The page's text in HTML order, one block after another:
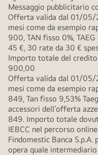
Messaggio pubblicitario
Offerta valida dal 01/
mesi come da esempio
900, TAN fisso 0%,
45 €, 30 rate da 30 €
Importo totale del
900,00
Offerta valida dal 01/
mesi come da esempio
849, Tan fisso 9,53%
accessori dell’offerta
849. Importo totale
IEBCC nel percorso
Findomestic Banca S.p.A.
opera quale